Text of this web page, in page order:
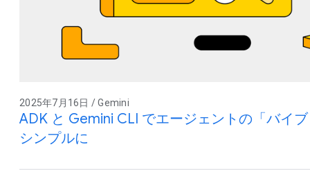
2025年7月16日 / Gemini
ADK と Gemini CLI でエージェントの「バイ
シンプルに